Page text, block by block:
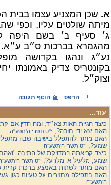
א. שכן המצניע עצמו בבית
מיתה שולטים עליו, וכפי
ג׳ סעיף ב׳ בשם היפה
מהגמרא בברכות ס״ב ע״א.
נע״ג ונהגו בקדושה
בקונטריס צדיק באמונתו
וצוק״ל.
הדפס הוסף תגובה
עוד...
כיצד הגיית האות צא״ד, ומה הדין אם
האם יצא ידי חובה?, י"ט תשרי ה'תשע''ה
האם מותר להתפלל בישיבה שבה
שמע?, י"ט תשרי ה'תשע''ה
כיצד קריאתה המדויקת של התיבה
שמע, מלעיל או מלרע?, י"ט תשרי
האם מותר לשתות באמצע ברכות קרית
האם בתפילה מחזירים על טעיות כגון
ה'תשע''ה